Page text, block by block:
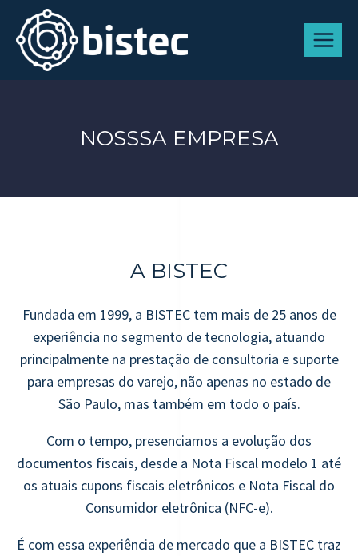
NOSSSA EMPRESA
A BISTEC
Fundada em 1999, a BISTEC tem mais de 25 anos de
experiência no segmento de tecnologia, atuando
principalmente na prestação de consultoria e suporte
para empresas do varejo, não apenas no estado de
São Paulo, mas também em todo o país.
Com o tempo, presenciamos a evolução dos
documentos fiscais, desde a Nota Fiscal modelo 1 até
os atuais cupons fiscais eletrônicos e Nota Fiscal do
Consumidor eletrônica (NFC-e).
É com essa experiência de mercado que a BISTEC traz